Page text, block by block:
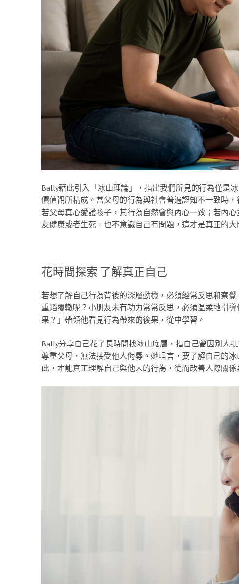
Bally藉此引入「冰山理論」，指出我們所見的行為僅是
價值觀所構成。當父母的行為與社會普遍認知不一致時
若父母真心愛護孩子，其行為自然會與內心一致；若內
友健康或者生死，也不意識自己有問題，這才是真正的大
花時間探索 了解真正自己
若想了解自己行為背後的深層動機，必須經常反思和察
重蹈覆轍呢？小朋友未有功力常常反思，必須温柔地引
果？」帶領他看見行為帶來的後果，從中學習。
Bally分享自己花了長時間找冰山底層，指自己曾因別人
尊重父母，無法接受他人侮辱。她坦言，要了解自己的
此，才能真正理解自己與他人的行為，從而改善人際關係